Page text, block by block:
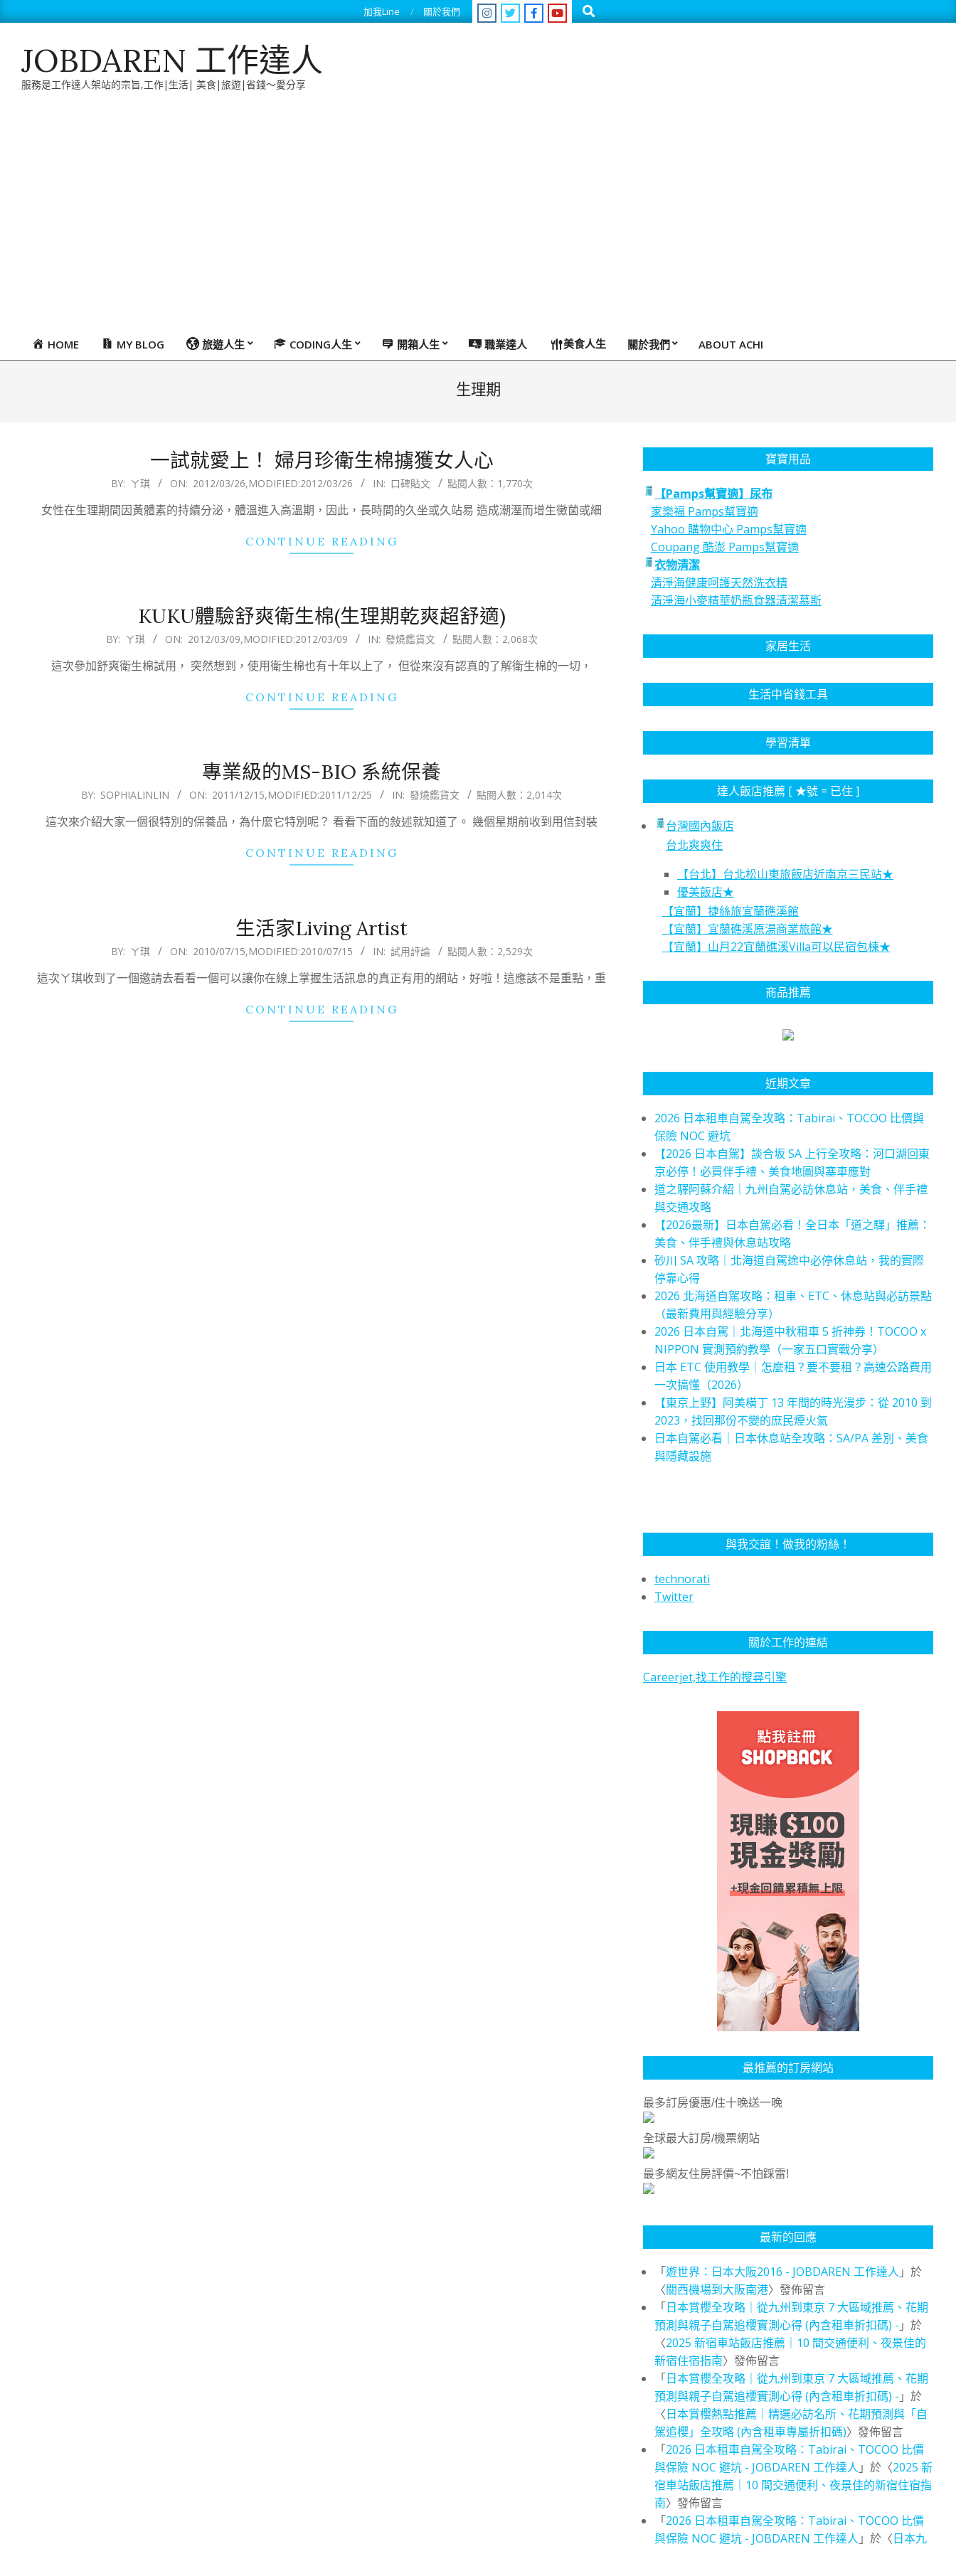
to
加我Line 關於我們 Search
JOBDAREN 工作達人
服務是工作達人架站的宗旨,工作|生活| 美食|旅遊|省錢～愛分享
PrimaryHOME MY BLOG 旅遊人生 CODING人生 開箱人生 職業達人 美食人生 關於我們 ABOUT ACHI
生理期
一試就愛上！ 婦月珍衛生棉擄獲女人心
26
BY: ㄚ琪 ON: 2012/03/26,MODIFIED:2012/03/26 IN: 口碑貼文 點閱人數：1,770次
女性在生理期間因黃體素的持續分泌，體溫進入高溫期，因此，長時間的久坐或久站易 造成潮溼而增生黴菌或細
CONTINUE READING
KUKU體驗舒爽衛生棉(生理期乾爽超舒適)
BY: ㄚ琪 ON: 2012/03/09,MODIFIED:2012/03/09 IN: 發燒鑑貨文 點閱人數：2,068次
這次參加舒爽衛生棉試用， 突然想到，使用衛生棉也有十年以上了， 但從來沒有認真的了解衛生棉的一切，
CONTINUE READING
專業級的MS-BIO 系統保養
BY: SOPHIALINLIN ON: 2011/12/15,MODIFIED:2011/12/25 IN: 發燒鑑貨文 點閱人數：2,014次
這次來介紹大家一個很特別的保養品，為什麼它特別呢？ 看看下面的敍述就知道了。 幾個星期前收到用信封裝
CONTINUE READING
生活家Living Artist
15
BY: ㄚ琪 ON: 2010/07/15,MODIFIED:2010/07/15 IN: 試用評論 點閱人數：2,529次
這次ㄚ琪收到了一個邀請去看看一個可以讓你在線上掌握生活訊息的真正有用的網站，好啦！這應該不是重點，重
CONTINUE READING
寶寶用品
【Pamps幫寶適】尿布
家樂福 Pamps幫寶適
Yahoo 購物中心 Pamps幫寶適
Coupang 酷澎 Pamps幫寶適
衣物清潔
清淨海健康呵護天然洗衣精
清淨海小麥精華奶瓶食器清潔慕斯
家居生活
生活中省錢工具
學習清單
達人飯店推薦 [ ★號 = 已住 ]
台灣國內飯店
台北爽爽住
【台北】台北松山東旅飯店近南京三民站★
優美飯店★
【宜蘭】捷絲旅宜蘭礁溪館
【宜蘭】宜蘭礁溪原湯商業旅館★
【宜蘭】山月22宜蘭礁溪Villa可以民宿包棟★
商品推薦
近期文章
2026 日本租車自駕全攻略：Tabirai、TOCOO 比價與
保險 NOC 避坑
【2026 日本自駕】談合坂 SA 上行全攻略：河口湖回東
京必停！必買伴手禮、美食地圖與塞車應對
道之驛阿蘇介紹｜九州自駕必訪休息站，美食、伴手禮
與交通攻略
【2026最新】日本自駕必看！全日本「道之驛」推薦：
美食、伴手禮與休息站攻略
砂川 SA 攻略｜北海道自駕途中必停休息站，我的實際
停靠心得
2026 北海道自駕攻略：租車、ETC、休息站與必訪景點
（最新費用與經驗分享）
2026 日本自駕｜北海道中秋租車 5 折神券！TOCOO x
NIPPON 實測預約教學（一家五口實戰分享）
日本 ETC 使用教學｜怎麼租？要不要租？高速公路費用
一次搞懂（2026）
【東京上野】阿美橫丁 13 年間的時光漫步：從 2010 到
2023，找回那份不變的庶民煙火氣
日本自駕必看｜日本休息站全攻略：SA/PA 差別、美食
與隱藏設施
與我交誼！做我的粉絲！
technorati
Twitter
關於工作的連結
Careerjet,找工作的搜尋引擎
最推薦的訂房網站
最多訂房優惠/住十晚送一晚
全球最大訂房/機票網站
最多網友住房評價~不怕踩雷!
最新的回應
「遊世界：日本大阪2016 - JOBDAREN 工作達人 」於
〈關西機場到大阪南港〉發佈留言
「日本賞櫻全攻略｜從九州到東京 7 大區域推薦、花期
預測與親子自駕追櫻實測心得 (內含租車折扣碼) - 」於
〈2025 新宿車站飯店推薦｜10 間交通便利、夜景佳的
新宿住宿指南〉發佈留言
「日本賞櫻全攻略｜從九州到東京 7 大區域推薦、花期
預測與親子自駕追櫻實測心得 (內含租車折扣碼) - 」於
〈日本賞櫻熱點推薦｜精選必訪名所、花期預測與「自
駕追櫻」全攻略 (內含租車專屬折扣碼)〉發佈留言
「2026 日本租車自駕全攻略：Tabirai、TOCOO 比價
與保險 NOC 避坑 - JOBDAREN 工作達人 」於〈2025 新
宿車站飯店推薦｜10 間交通便利、夜景佳的新宿住宿指
南〉發佈留言
「2026 日本租車自駕全攻略：Tabirai、TOCOO 比價
與保險 NOC 避坑 - JOBDAREN 工作達人 」於〈日本九